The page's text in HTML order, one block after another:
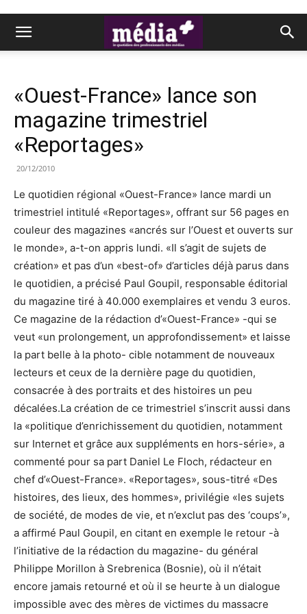
«Ouest-France» lance son
magazine trimestriel
«Reportages»
20/12/2010
Le quotidien régional «Ouest-France» lance mardi un
trimestriel intitulé «Reportages», offrant sur 56 pages en
couleur des magazines «ancrés sur l’Ouest et ouverts sur
le monde», a-t-on appris lundi. «Il s’agit de sujets de
création» et pas d’un «best-of» d’articles déjà parus dans
le quotidien, a précisé Paul Goupil, responsable éditorial
du magazine tiré à 40.000 exemplaires et vendu 3 euros.
Ce magazine de la rédaction d’«Ouest-France» -qui se
veut «un prolongement, un approfondissement» et laisse
la part belle à la photo- cible notamment de nouveaux
lecteurs et ceux de la dernière page du quotidien,
consacrée à des portraits et des histoires un peu
décalées.La création de ce trimestriel s’inscrit aussi dans
la «politique d’enrichissement du quotidien, notamment
sur Internet et grâce aux suppléments en hors-série», a
commenté pour sa part Daniel Le Floch, rédacteur en
chef d’«Ouest-France». «Reportages», sous-titré «Des
histoires, des lieux, des hommes», privilégie «les sujets
de société, de modes de vie, et n’exclut pas des ‘coups’»,
a affirmé Paul Goupil, en citant en exemple le retour -à
l’initiative de la rédaction du magazine- du général
Philippe Morillon à Srebrenica (Bosnie), où il n’était
encore jamais retourné et où il se heurte à un dialogue
impossible avec des mères de victimes du massacre